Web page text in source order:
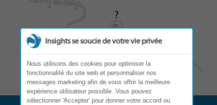
Insights se soucie de votre vie privée
Nous utilisons des cookies pour optimiser la
fonctionnalité du site web et personnaliser nos
messages marketing afin de vous offrir la meilleure
expérience utilisateur possible. Vous pouvez
sélectionner 'Accepter' pour donner votre accord ou